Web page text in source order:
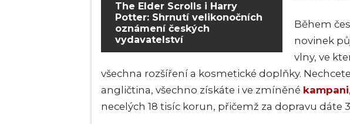
The Elder Scrolls i Harry
Potter: Shrnutí velikonočních
oznámení českých
vydavatelství
Během
novinek
vlny, ve
všechna rozšíření a kosmetické doplňky.
angličtina, všechno získáte i ve zmíněné kampani
necelých 18 tisíc korun, přičemž za dopravu dáte